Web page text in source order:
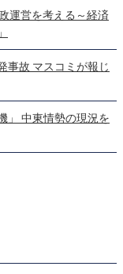
運営を考える～経済
事故 マスコミが報じ
」 中東情勢の現況を